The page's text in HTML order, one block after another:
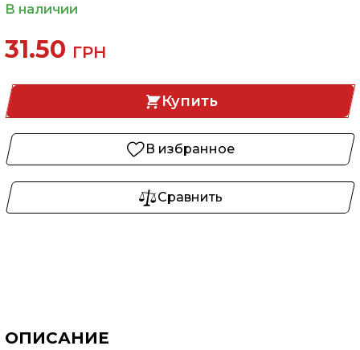
В наличии
31.50 ГРН
Купить
В избранное
Сравнить
ОПИСАНИЕ